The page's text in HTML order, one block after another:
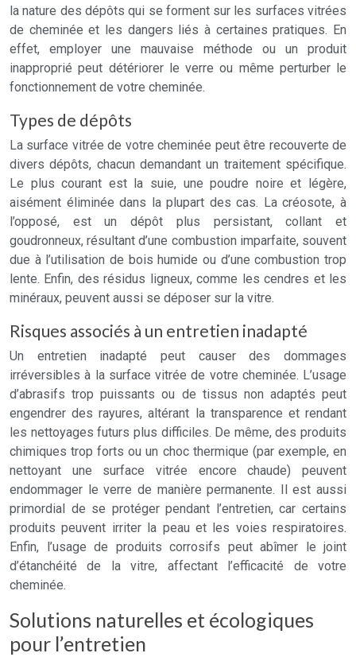
la nature des dépôts qui se forment sur les surfaces vitrées
de cheminée et les dangers liés à certaines pratiques. En
effet, employer une mauvaise méthode ou un produit
inapproprié peut détériorer le verre ou même perturber le
fonctionnement de votre cheminée.
Types de dépôts
La surface vitrée de votre cheminée peut être recouverte de
divers dépôts, chacun demandant un traitement spécifique.
Le plus courant est la suie, une poudre noire et légère,
aisément éliminée dans la plupart des cas. La créosote, à
l’opposé, est un dépôt plus persistant, collant et
goudronneux, résultant d’une combustion imparfaite, souvent
due à l’utilisation de bois humide ou d’une combustion trop
lente. Enfin, des résidus ligneux, comme les cendres et les
minéraux, peuvent aussi se déposer sur la vitre.
Risques associés à un entretien inadapté
Un entretien inadapté peut causer des dommages
irréversibles à la surface vitrée de votre cheminée. L’usage
d’abrasifs trop puissants ou de tissus non adaptés peut
engendrer des rayures, altérant la transparence et rendant
les nettoyages futurs plus difficiles. De même, des produits
chimiques trop forts ou un choc thermique (par exemple, en
nettoyant une surface vitrée encore chaude) peuvent
endommager le verre de manière permanente. Il est aussi
primordial de se protéger pendant l’entretien, car certains
produits peuvent irriter la peau et les voies respiratoires.
Enfin, l’usage de produits corrosifs peut abîmer le joint
d’étanchéité de la vitre, affectant l’efficacité de votre
cheminée.
Solutions naturelles et écologiques
pour l’entretien